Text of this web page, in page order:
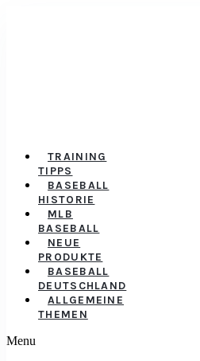
TRAINING
TIPPS
BASEBALL
HISTORIE
MLB
BASEBALL
NEUE
PRODUKTE
BASEBALL
DEUTSCHLAND
ALLGEMEINE
THEMEN
Menu